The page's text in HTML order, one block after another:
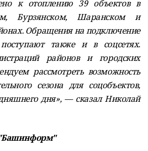
к отоплению 39 объектов в
Бурзянском, Шаранском и
Обращения на подключение
также и в соцсетях.
районов и городских
рассмотреть возможность
сезона для соцобъектов,
дня», — сказал Николай